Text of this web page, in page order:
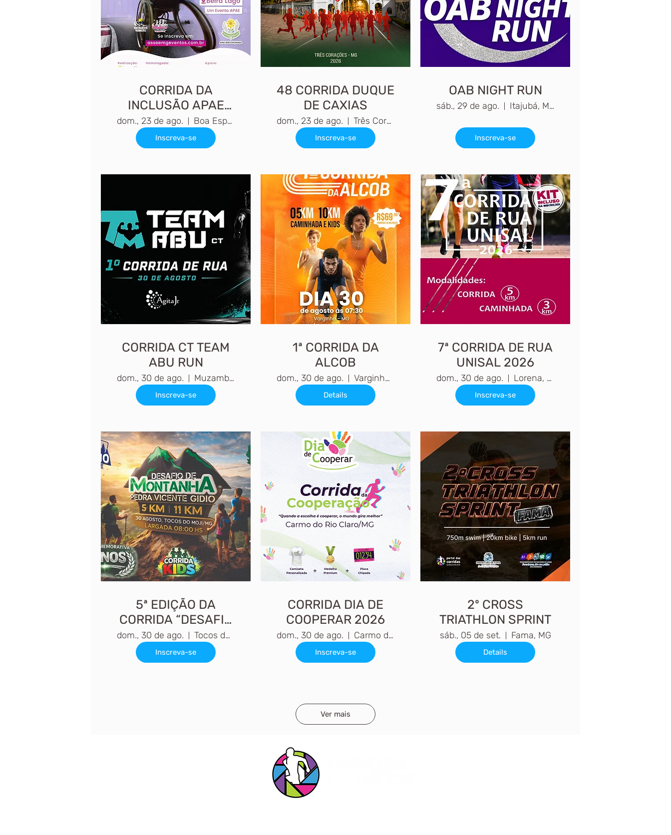
CORRIDA DA
INCLUSÃO APAE
BOA ESPERANÇA
dom., 23 de ago. Boa Esperança MG
Inscreva-se
48 CORRIDA DUQUE
DE CAXIAS
dom., 23 de ago. Três Corações, MG
Inscreva-se
OAB NIGHT RUN
sáb., 29 de ago. Itajubá, MG, Brasil
Inscreva-se
CORRIDA CT TEAM
ABU RUN
dom., 30 de ago. Muzambinho, MG
Inscreva-se
1ª CORRIDA DA
ALCOB
dom., 30 de ago. Varginha, MG, Brasil
Details
7ª CORRIDA DE RUA
UNISAL 2026
dom., 30 de ago. Lorena, SP
Inscreva-se
5ª EDIÇÃO DA
CORRIDA “DESAFIO
DE MONTANHA”
dom., 30 de ago. Tocos do Moji, MG
Inscreva-se
CORRIDA DIA DE
COOPERAR 2026
dom., 30 de ago. Carmo do Rio Claro, MG
Inscreva-se
2º CROSS
TRIATHLON SPRINT
sáb., 05 de set. Fama, MG
Details
Ver mais